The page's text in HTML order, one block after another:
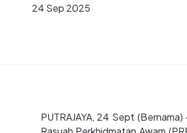
24 Sep 2025
PUTRAJAYA, 24 Sept